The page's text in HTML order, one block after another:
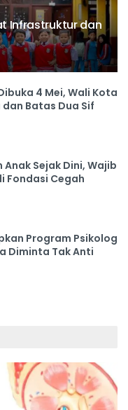
Infrastruktur dan
4 Mei, Wali Kota
Batas Dua Sif
Sejak Dini, Wajib
Fondasi Cegah
Program Psikolog
Diminta Tak Anti